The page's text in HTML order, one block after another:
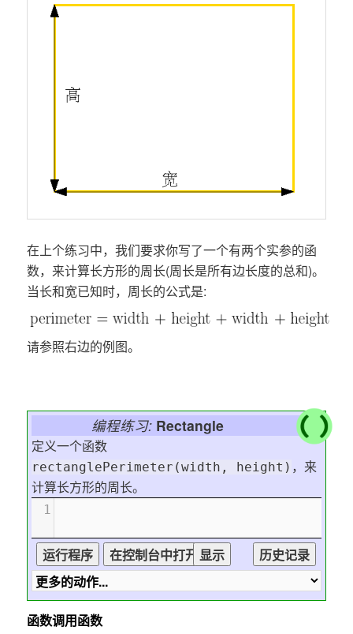
在上个练习中，我们要求你写了一个有两个实参的函
数，来计算长方形的周长(周长是所有边长度的总和)。
当长和宽已知时，周长的公式是:
请参照右边的例图。
编程练习: Rectangle
定义一个函数
rectanglePerimeter(width, height) ，来
计算长方形的周长。
1
函数调用函数